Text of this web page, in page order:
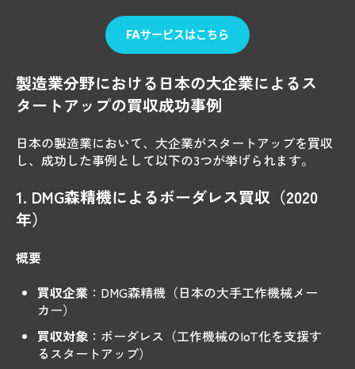
製造業分野における日本の大企業によるス
タートアップの買収成功事例
日本の製造業において、大企業がスタートアップを買収
し、成功した事例として以下の3つが挙げられます。
1. DMG森精機によるボーダレス買収（2020
年）
概要
買収企業 ：DMG森精機（日本の大手工作機械メー
カー）
買収対象 ：ボーダレス（工作機械のIoT化を支援す
るスタートアップ）